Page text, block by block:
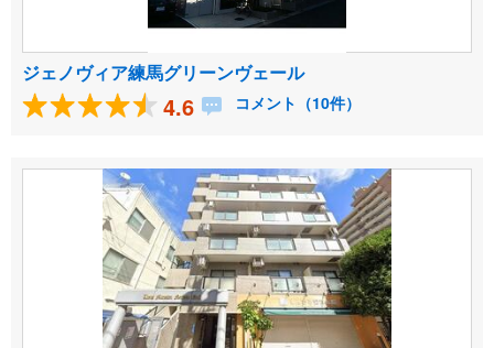
ジェノヴィア練馬グリーンヴェール
4.6 コメント（10件）